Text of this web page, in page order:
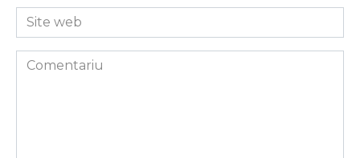
Site
web
Comentariu